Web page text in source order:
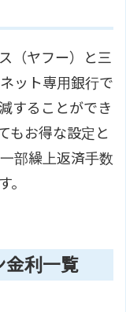
（ヤフー）と三
ット専用銀行で
することができ
もお得な設定と
部繰上返済手数
。
金利一覧